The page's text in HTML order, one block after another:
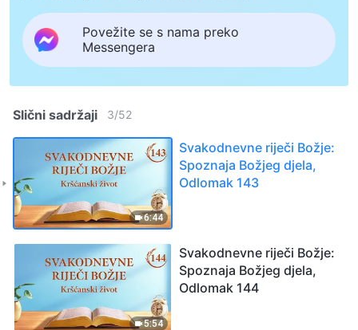
Povežite se s nama preko
Messengera
Slični sadržaji 3/52
6:44
Svakodnevne riječi Božje:
Spoznaja Božjeg djela,
Odlomak 143
5:54
Svakodnevne riječi Božje:
Spoznaja Božjeg djela,
Odlomak 144